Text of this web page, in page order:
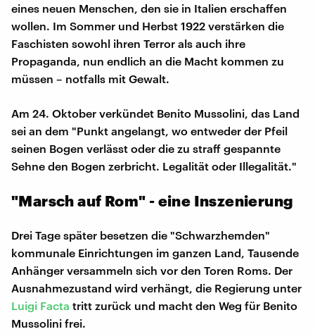
eines neuen Menschen, den sie in Italien erschaffen
wollen. Im Sommer und Herbst 1922 verstärken die
Faschisten sowohl ihren Terror als auch ihre
Propaganda, nun endlich an die Macht kommen zu
müssen – notfalls mit Gewalt.
Am 24. Oktober verkündet Benito Mussolini, das Land
sei an dem "Punkt angelangt, wo entweder der Pfeil
seinen Bogen verlässt oder die zu straff gespannte
Sehne den Bogen zerbricht. Legalität oder Illegalität."
"Marsch auf Rom" - eine Inszenierung
Drei Tage später besetzen die "Schwarzhemden"
kommunale Einrichtungen im ganzen Land, Tausende
Anhänger versammeln sich vor den Toren Roms. Der
Ausnahmezustand wird verhängt, die Regierung unter
Luigi Facta tritt zurück und macht den Weg für Benito
Mussolini frei.